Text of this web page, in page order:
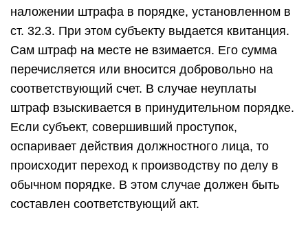
наложении штрафа в порядке, установленном в
ст. 32.3. При этом субъекту выдается квитанция.
Сам штраф на месте не взимается. Его сумма
перечисляется или вносится добровольно на
соответствующий счет. В случае неуплаты
штраф взыскивается в принудительном порядке.
Если субъект, совершивший проступок,
оспаривает действия должностного лица, то
происходит переход к производству по делу в
обычном порядке. В этом случае должен быть
составлен соответствующий акт.